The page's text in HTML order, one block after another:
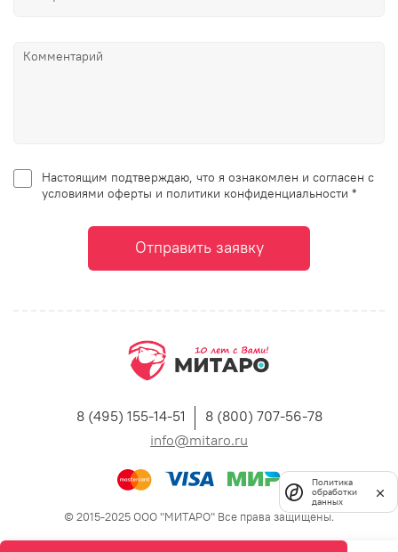
Настоящим подтверждаю, что я ознакомлен и согласен с
условиями оферты и политики конфиденциальности *
Отправить заявку
8 (495) 155-14-51
8 (800) 707-56-78
info@mitaro.ru
© 2015-2025 ООО "МИТАРО" Все права защищены.
Политика
обработки
данных